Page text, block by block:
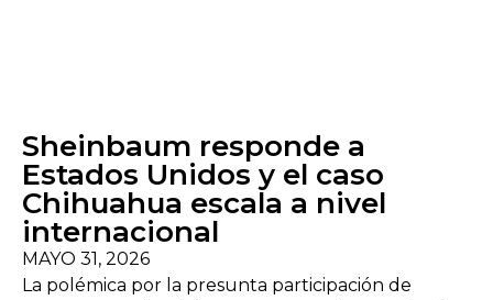
Sheinbaum responde a
Estados Unidos y el caso
Chihuahua escala a nivel
internacional
MAYO 31, 2026
La polémica por la presunta participación de